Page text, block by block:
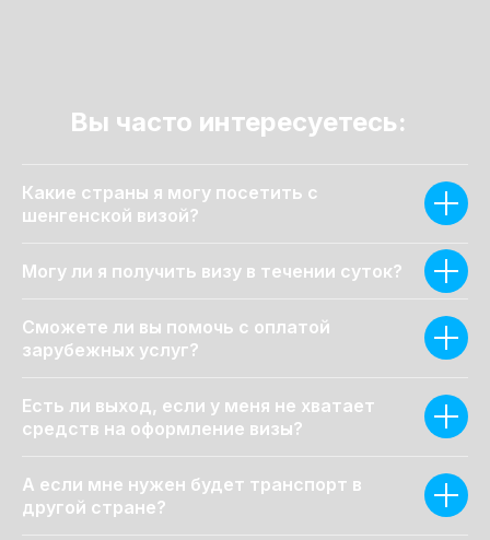
Вы часто интересуетесь:
Какие страны я могу посетить с
шенгенской визой?
Могу ли я получить визу в течении суток?
Сможете ли вы помочь с оплатой
зарубежных услуг?
Есть ли выход, если у меня не хватает
средств на оформление визы?
А если мне нужен будет транспорт в
другой стране?